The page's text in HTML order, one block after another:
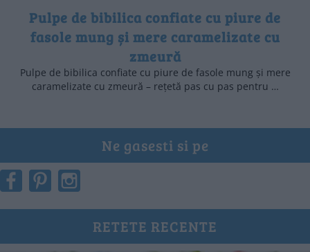
Pulpe de bibilica confiate cu piure de
fasole mung și mere caramelizate cu
zmeură
Pulpe de bibilica confiate cu piure de fasole mung și mere
caramelizate cu zmeură – rețetă pas cu pas pentru …
Ne gasesti si pe
RETETE RECENTE